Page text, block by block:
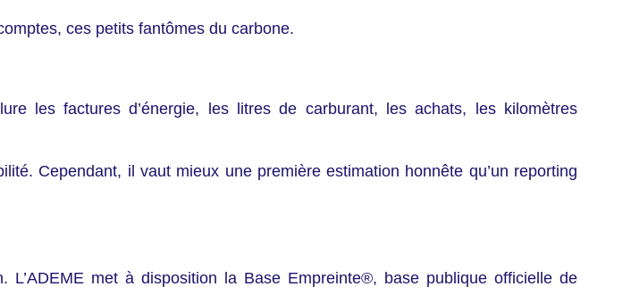
ces petits fantômes du carbone.
les factures d’énergie, les litres de carburant, les achats, les kilomètres
Cependant, il vaut mieux une première estimation honnête qu’un reporting
L’ADEME met à disposition la Base Empreinte®, base publique officielle de